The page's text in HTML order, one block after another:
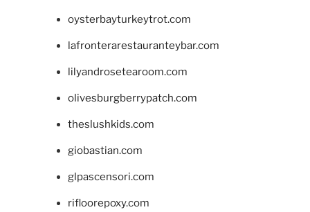
oysterbayturkeytrot.com
lafronterarestauranteybar.com
lilyandrosetearoom.com
olivesburgberrypatch.com
theslushkids.com
giobastian.com
glpascensori.com
rifloorepoxy.com